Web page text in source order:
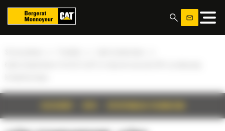
Panel zarządzania plikami cookies